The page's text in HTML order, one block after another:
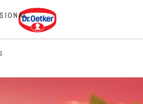
Dr. Oetker